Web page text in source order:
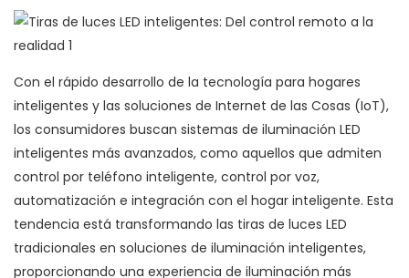
Con el rápido desarrollo de la tecnología para hogares
inteligentes y las soluciones de Internet de las Cosas (IoT),
los consumidores buscan sistemas de iluminación LED
inteligentes más avanzados, como aquellos que admiten
control por teléfono inteligente, control por voz,
automatización e integración con el hogar inteligente. Esta
tendencia está transformando las tiras de luces LED
tradicionales en soluciones de iluminación inteligentes,
proporcionando una experiencia de iluminación más